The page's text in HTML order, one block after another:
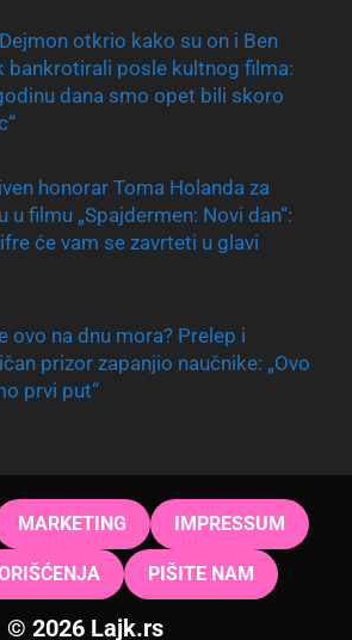
otkrio kako su on i Ben
bankrotirali posle kultnog filma:
dana smo opet bili skoro
honorar Toma Holanda za
u filmu „Spajdermen: Novi dan“:
će vam se zavrteti u glavi
ovo na dnu mora? Prelep i
prizor zapanjio naučnike: „Ovo
prvi put“
MARKETING IMPRESSUM
PIŠITE NAM
© 2026 Lajk.rs